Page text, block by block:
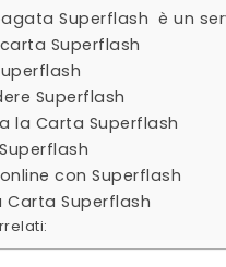
Superflash è un
Superflash
Superflash
la Carta Superflash
con Superflash
Carta Superflash